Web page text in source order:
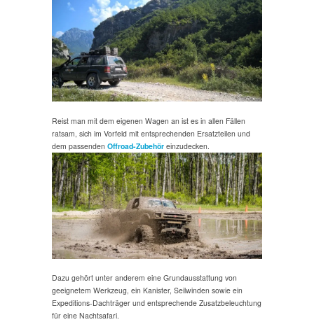
Reist man mit dem eigenen Wagen an ist es in allen Fällen
ratsam, sich im Vorfeld mit entsprechenden Ersatzteilen und
dem passenden Offroad-Zubehör einzudecken.
Dazu gehört unter anderem eine Grundausstattung von
geeignetem Werkzeug, ein Kanister, Seilwinden sowie ein
Expeditions-Dachträger und entsprechende Zusatzbeleuchtung
für eine Nachtsafari.